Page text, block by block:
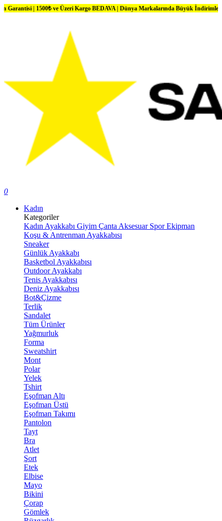
ve Üzeri Kargo BEDAVA | Dünya Markalarında Büyük İndirimler
0
Kadın
Kategoriler
Kadın Ayakkabı Giyim Çanta Aksesuar Spor Ekipman
Koşu & Antrenman Ayakkabısı
Sneaker
Günlük Ayakkabı
Basketbol Ayakkabısı
Outdoor Ayakkabı
Tenis Ayakkabısı
Deniz Ayakkabısı
Bot&Çizme
Terlik
Sandalet
Tüm Ürünler
Yağmurluk
Forma
Sweatshirt
Mont
Polar
Yelek
Tshirt
Eşofman Altı
Eşofman Üstü
Eşofman Takımı
Pantolon
Tayt
Bra
Atlet
Şort
Etek
Elbise
Mayo
Bikini
Çorap
Gömlek